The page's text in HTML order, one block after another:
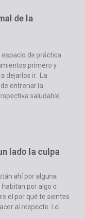
de la
espacio de práctica
primero y
dejarlos ir. La
entrenar la
saludable.
lado la culpa
ahí por alguna
por algo o
el por qué te sientes
al respecto. Lo